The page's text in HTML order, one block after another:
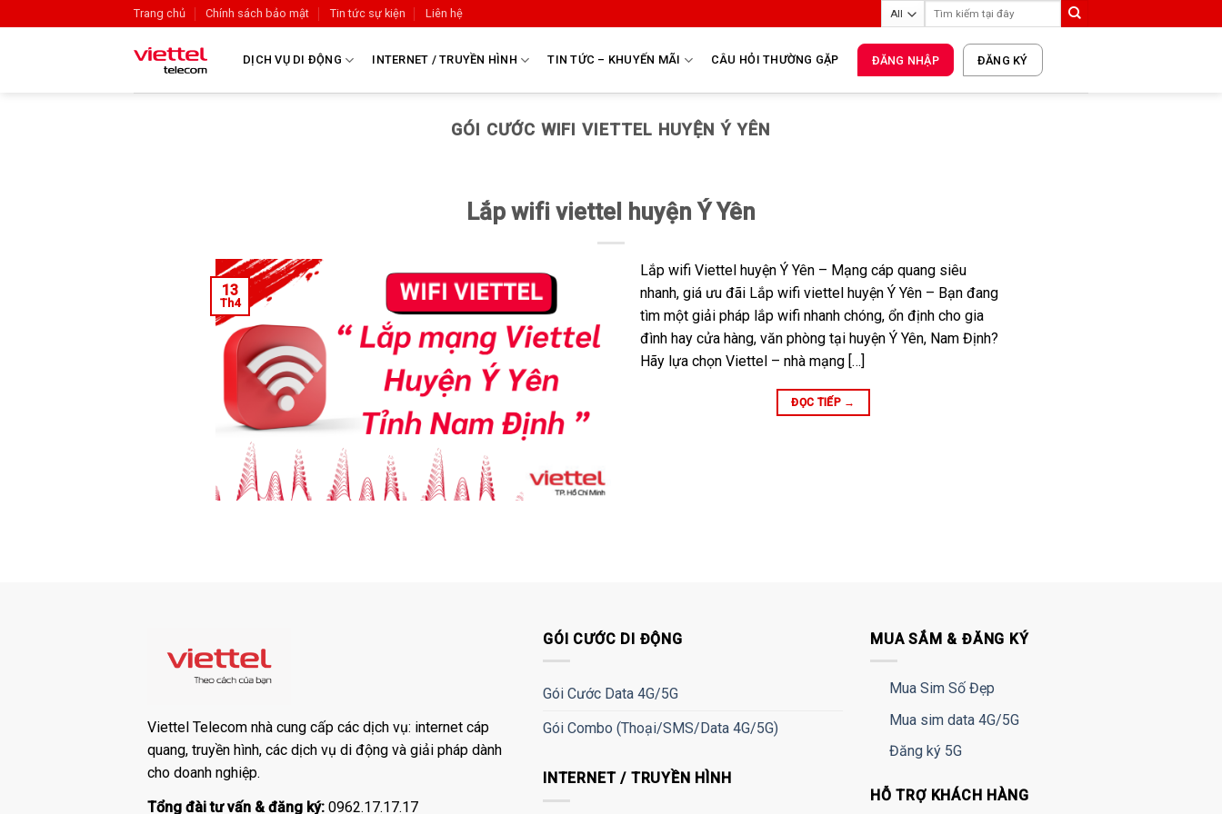
Trang chủ Chính sách bảo mật Tin tức sự kiện Liên hệ
DỊCH VỤ DI ĐỘNG INTERNET / TRUYỀN HÌNH TIN TỨC – KHUYẾN MÃI CÂU HỎI THƯỜNG GẶP ĐĂNG NHẬP ĐĂNG KÝ
GÓI CƯỚC WIFI VIETTEL HUYỆN Ý YÊN
Lắp wifi viettel huyện Ý Yên
13
Th4
Lắp wifi Viettel huyện Ý Yên – Mạng cáp quang siêu
nhanh, giá ưu đãi Lắp wifi viettel huyện Ý Yên – Bạn đang
tìm một giải pháp lắp wifi nhanh chóng, ổn định cho gia
đình hay cửa hàng, văn phòng tại huyện Ý Yên, Nam Định?
Hãy lựa chọn Viettel – nhà mạng […]
ĐỌC TIẾP →
Viettel Telecom nhà cung cấp các dịch vụ: internet cáp
quang, truyền hình, các dịch vụ di động và giải pháp dành
cho doanh nghiệp.
Tổng đài tư vấn & đăng ký: 0962.17.17.17
GÓI CƯỚC DI ĐỘNG
Gói Cước Data 4G/5G
Gói Combo (Thoại/SMS/Data 4G/5G)
INTERNET / TRUYỀN HÌNH
MUA SẮM & ĐĂNG KÝ
Mua Sim Số Đẹp
Mua sim data 4G/5G
Đăng ký 5G
HỖ TRỢ KHÁCH HÀNG